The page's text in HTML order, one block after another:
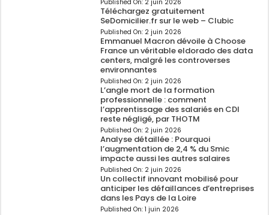
Published On: 2 juin 2026
Téléchargez gratuitement
SeDomicilier.fr sur le web – Clubic
Published On: 2 juin 2026
Emmanuel Macron dévoile à Choose
France un véritable eldorado des data
centers, malgré les controverses
environnantes
Published On: 2 juin 2026
L’angle mort de la formation
professionnelle : comment
l’apprentissage des salariés en CDI
reste négligé, par THOTM
Published On: 2 juin 2026
Analyse détaillée : Pourquoi
l’augmentation de 2,4 % du Smic
impacte aussi les autres salaires
Published On: 2 juin 2026
Un collectif innovant mobilisé pour
anticiper les défaillances d’entreprises
dans les Pays de la Loire
Published On: 1 juin 2026